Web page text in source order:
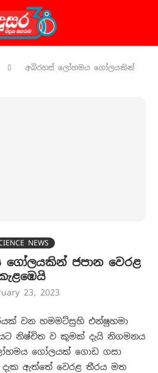
අබිරහස් ලෝහමය ගෝලයකින්
NEWS
ජපාන වෙරළ
23, 2023
වන හමමට්සුහි එන්ෂුහමා
නිෂ්චිත ව කුමක් දැයි නිගමනය
ගෝලයක් ගොඩ ගසා
ඇත්තේ වෙරළ තීරය මත